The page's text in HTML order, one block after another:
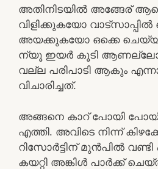
അതിനിടയിൽ അങ്ങേര്
വിളിക്കുകയോ
അയക്കുകയോ ഒക്കെ
ന്യൂ ഇയർ കൂടി ആണല്ലോ,
വല്ല പരിപാടി ആകും
വിചാരിച്ചത്.
അങ്ങനെ കാറ് പോയി
എത്തി. അവിടെ നിന്ന്
റിസോർട്ടിന് മുൻപിൽ
കയറ്റി അങ്കിൾ പാർക്ക്‌